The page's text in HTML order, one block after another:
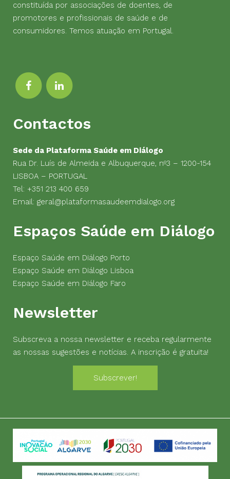
constituída por associações de doentes, de
promotores e profissionais de saúde e de
consumidores. Temos atuação em Portugal.
Contactos
Sede da Plataforma Saúde em Diálogo
Rua Dr. Luís de Almeida e Albuquerque, nº3 – 1200-154
LISBOA – PORTUGAL
Tel: +351 213 400 659
Email: geral@plataformasaudeemdialogo.org
Espaços Saúde em Diálogo
Espaço Saúde em Diálogo Porto
Espaço Saúde em Diálogo Lisboa
Espaço Saúde em Diálogo Faro
Newsletter
Subscreva a nossa newsletter e receba regularmente
as nossas sugestões e notícias. A inscrição é gratuita!
Subscrever!